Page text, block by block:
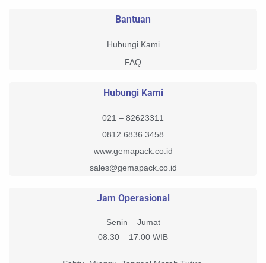
Bantuan
Hubungi Kami
FAQ
Hubungi Kami
021 – 82623311
0812 6836 3458
www.gemapack.co.id
sales@gemapack.co.id
Jam Operasional
Senin – Jumat
08.30 – 17.00 WIB